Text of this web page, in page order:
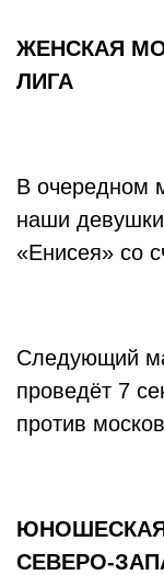
ЖЕНСКАЯ
ЛИГА
В очередном
наши девушки
«Енисея» со
Следующий
проведёт 7
против
СЕВЕРО-